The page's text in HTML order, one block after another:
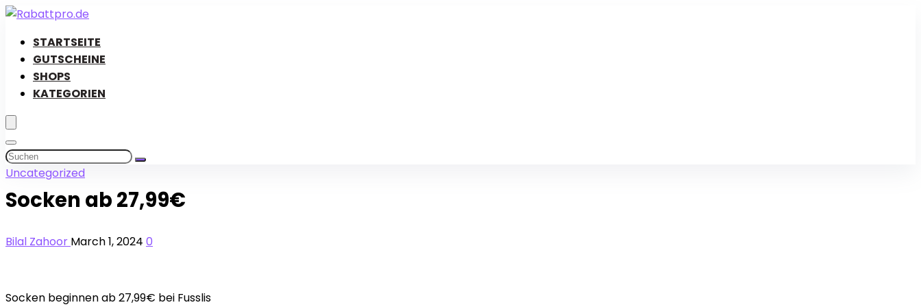
STARTSEITE
GUTSCHEINE
SHOPS
KATEGORIEN
Uncategorized
Socken ab 27,99€
Bilal Zahoor March 1, 2024 0
Socken beginnen ab 27,99€ bei Fusslis